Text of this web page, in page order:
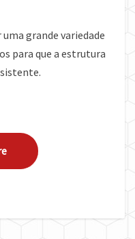
grande variedade
para que a estrutura
Read More